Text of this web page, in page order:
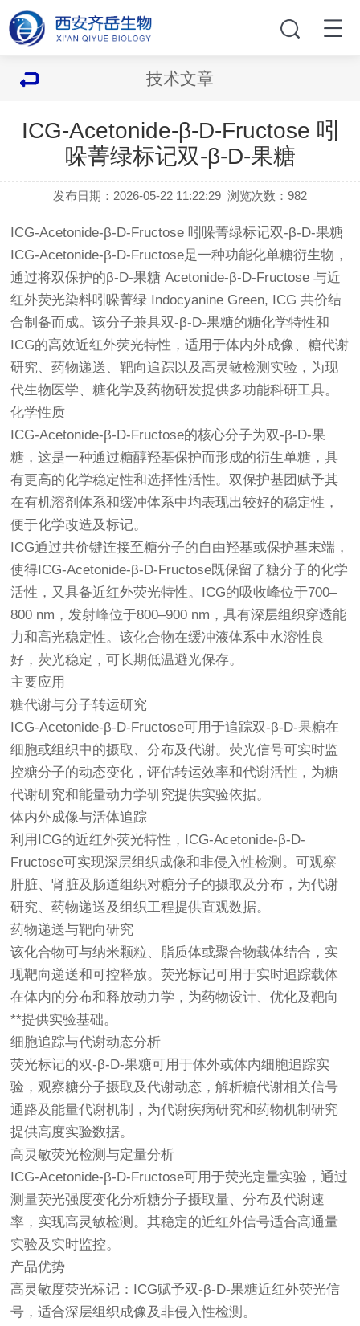
技术文章
ICG-Acetonide-β-D-Fructose 吲
哚菁绿标记双-β-D-果糖
发布日期：2026-05-22 11:22:29 浏览次数：982
ICG-Acetonide-β-D-Fructose 吲哚菁绿标记双-β-D-果糖
ICG-Acetonide-β-D-Fructose是一种功能化单糖衍生物，
通过将双保护的β-D-果糖 Acetonide-β-D-Fructose 与近
红外荧光染料吲哚菁绿 Indocyanine Green, ICG 共价结
合制备而成。该分子兼具双-β-D-果糖的糖化学特性和
ICG的高效近红外荧光特性，适用于体内外成像、糖代谢
研究、药物递送、靶向追踪以及高灵敏检测实验，为现
代生物医学、糖化学及药物研发提供多功能科研工具。
化学性质
ICG-Acetonide-β-D-Fructose的核心分子为双-β-D-果
糖，这是一种通过糖醇羟基保护而形成的衍生单糖，具
有更高的化学稳定性和选择性活性。双保护基团赋予其
在有机溶剂体系和缓冲体系中均表现出较好的稳定性，
便于化学改造及标记。
ICG通过共价键连接至糖分子的自由羟基或保护基末端，
使得ICG-Acetonide-β-D-Fructose既保留了糖分子的化学
活性，又具备近红外荧光特性。ICG的吸收峰位于700–
800 nm，发射峰位于800–900 nm，具有深层组织穿透能
力和高光稳定性。该化合物在缓冲液体系中水溶性良
好，荧光稳定，可长期低温避光保存。
主要应用
糖代谢与分子转运研究
ICG-Acetonide-β-D-Fructose可用于追踪双-β-D-果糖在
细胞或组织中的摄取、分布及代谢。荧光信号可实时监
控糖分子的动态变化，评估转运效率和代谢活性，为糖
代谢研究和能量动力学研究提供实验依据。
体内外成像与活体追踪
利用ICG的近红外荧光特性，ICG-Acetonide-β-D-
Fructose可实现深层组织成像和非侵入性检测。可观察
肝脏、肾脏及肠道组织对糖分子的摄取及分布，为代谢
研究、药物递送及组织工程提供直观数据。
药物递送与靶向研究
该化合物可与纳米颗粒、脂质体或聚合物载体结合，实
现靶向递送和可控释放。荧光标记可用于实时追踪载体
在体内的分布和释放动力学，为药物设计、优化及靶向
**提供实验基础。
细胞追踪与代谢动态分析
荧光标记的双-β-D-果糖可用于体外或体内细胞追踪实
验，观察糖分子摄取及代谢动态，解析糖代谢相关信号
通路及能量代谢机制，为代谢疾病研究和药物机制研究
提供高度实验数据。
高灵敏荧光检测与定量分析
ICG-Acetonide-β-D-Fructose可用于荧光定量实验，通过
测量荧光强度变化分析糖分子摄取量、分布及代谢速
率，实现高灵敏检测。其稳定的近红外信号适合高通量
实验及实时监控。
产品优势
高灵敏度荧光标记：ICG赋予双-β-D-果糖近红外荧光信
号，适合深层组织成像及非侵入性检测。